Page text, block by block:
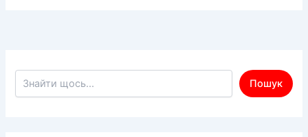
Пошук по сайту
Пошук